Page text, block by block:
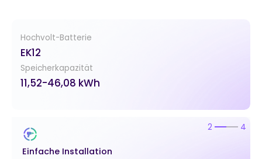
Hochvolt-Batterie
EK12
Speicherkapazität
11,52-46,08 kWh
Einfache Installation
2 4